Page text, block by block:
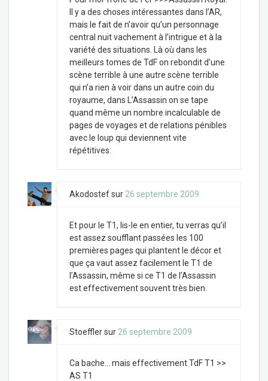
Il y a des choses intéressantes dans l’AR,
mais le fait de n’avoir qu’un personnage
central nuit vachement à l’intrigue et à la
variété des situations. Là où dans les
meilleurs tomes de TdF on rebondit d’une
scène terrible à une autre scène terrible
qui n’a rien à voir dans un autre coin du
royaume, dans L’Assassin on se tape
quand même un nombre incalculable de
pages de voyages et de relations pénibles
avec le loup qui deviennent vite
répétitives.
Akodostefsur 26 septembre 2009
Et pour le T1, lis-le en entier, tu verras qu’il
est assez soufflant passées les 100
premières pages qui plantent le décor et
que ça vaut assez facilement le T1 de
l’Assassin, même si ce T1 de l’Assassin
est effectivement souvent très bien.
Stoefflersur 26 septembre 2009
Ca bache… mais effectivement TdF T1 >>
AS T1